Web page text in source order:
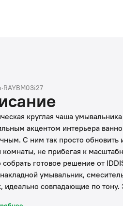
·RAYBM03i27
круглая чаша
акцентом интерьера
С ним так просто обновить
комнаты, не прибегая к
готовое решение от
умывальник,
идеально совпадающие по тону.